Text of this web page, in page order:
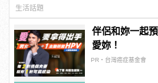
連結！ | manfashion這樣變型男
生活話題
伴侶和妳一起
愛妳！
PR・台灣癌症基金會